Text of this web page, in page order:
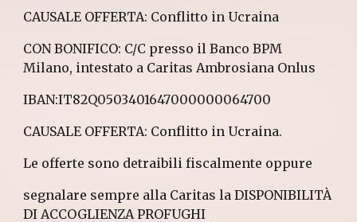
CAUSALE OFFERTA: Conflitto in Ucraina
CON BONIFICO: C/C presso il Banco BPM
Milano, intestato a Caritas Ambrosiana Onlus
IBAN:IT82Q0503401647000000064700
CAUSALE OFFERTA: Conflitto in Ucraina.
Le offerte sono detraibili fiscalmente oppure
segnalare sempre alla Caritas la DISPONIBILITÀ
DI ACCOGLIENZA PROFUGHI